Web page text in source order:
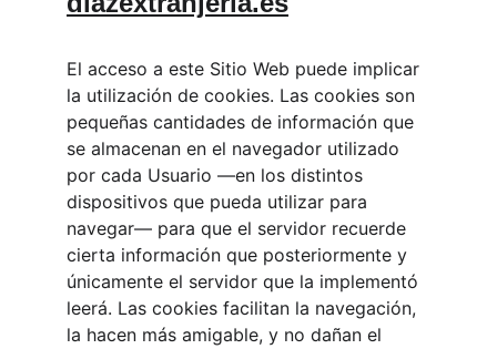
El acceso a este Sitio Web puede implicar
la utilización de cookies. Las cookies son
pequeñas cantidades de información que
se almacenan en el navegador utilizado
por cada Usuario —en los distintos
dispositivos que pueda utilizar para
navegar— para que el servidor recuerde
cierta información que posteriormente y
únicamente el servidor que la implementó
leerá. Las cookies facilitan la navegación,
la hacen más amigable, y no dañan el